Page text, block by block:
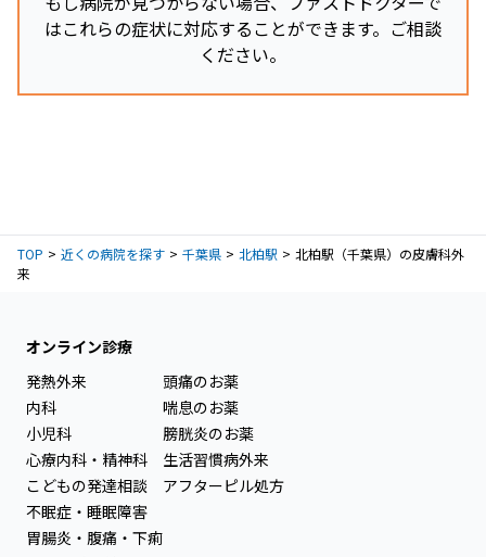
はこれらの症状に対応することができます。ご相談
ください。
TOP 近くの病院を探す 千葉県 北柏駅
北柏駅（千葉県）の皮膚科外
来
オンライン診療
発熱外来
内科
小児科
心療内科・精神科
こどもの発達相談
不眠症・睡眠障害
胃腸炎・腹痛・下痢
頭痛のお薬
喘息のお薬
膀胱炎のお薬
生活習慣病外来
アフターピル処方